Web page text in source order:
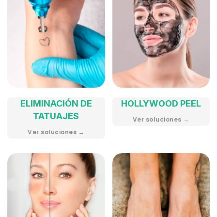
ELIMINACIÓN DE
TATUAJES
Ver soluciones →
HOLLYWOOD PEEL
Ver soluciones →